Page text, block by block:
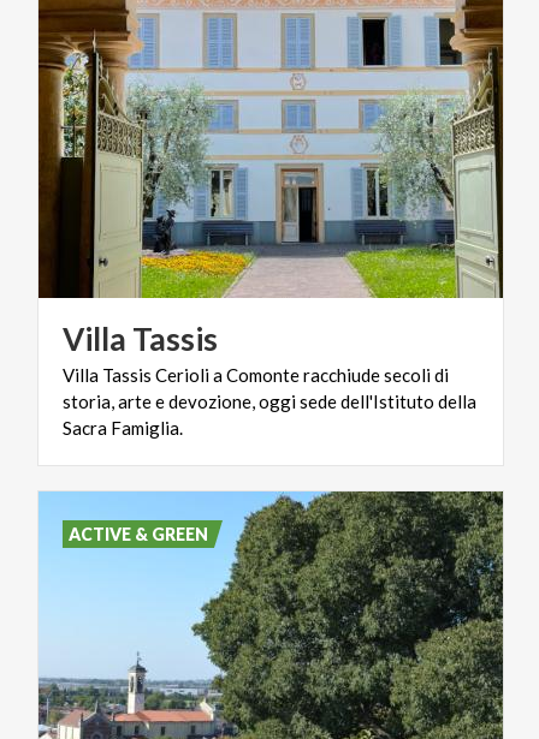
Villa Tassis
Villa Tassis Cerioli a Comonte racchiude secoli di
storia, arte e devozione, oggi sede dell'Istituto della
Sacra Famiglia.
ACTIVE & GREEN